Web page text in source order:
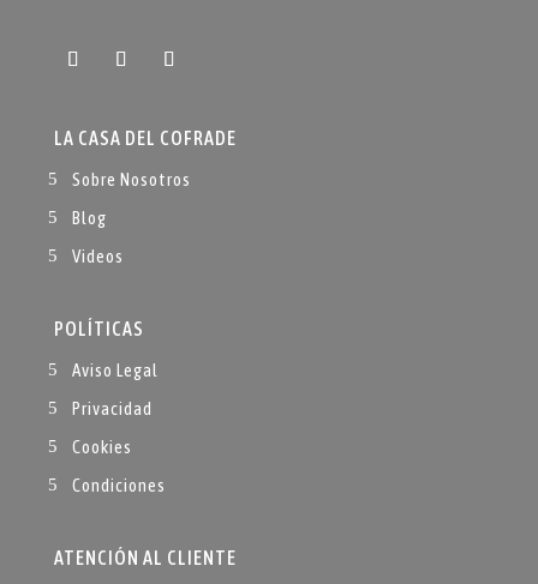
LA CASA DEL COFRADE
Sobre Nosotros
Blog
Videos
POLÍTICAS
Aviso Legal
Privacidad
Cookies
Condiciones
ATENCIÓN AL CLIENTE